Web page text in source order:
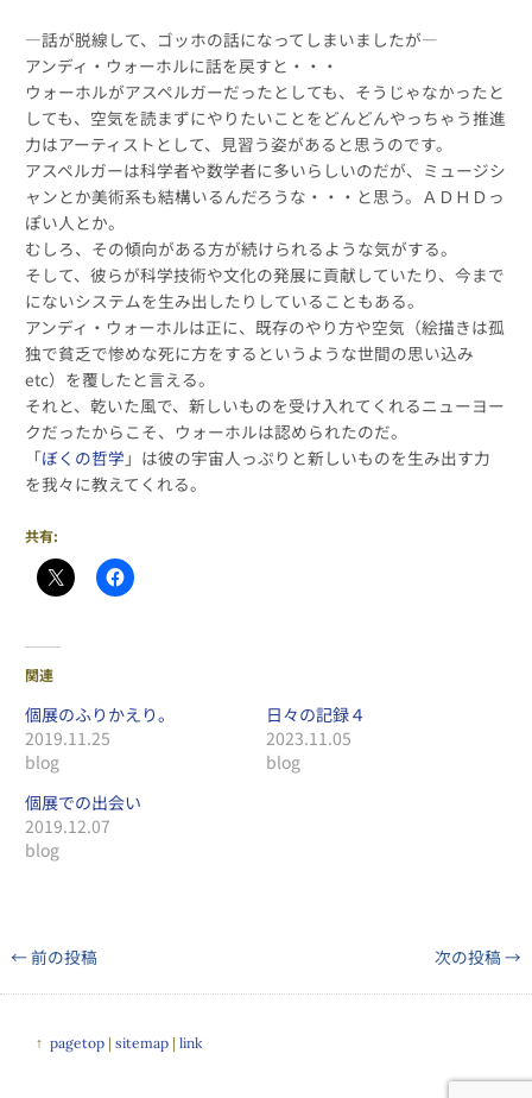
―話が脱線して、ゴッホの話になってしまいましたが―
アンディ・ウォーホルに話を戻すと・・・
ウォーホルがアスペルガーだったとしても、そうじゃなかったと
しても、空気を読まずにやりたいことをどんどんやっちゃう推進
力はアーティストとして、見習う姿があると思うのです。
アスペルガーは科学者や数学者に多いらしいのだが、ミュージシ
ャンとか美術系も結構いるんだろうな・・・と思う。ＡＤＨＤっ
ぽい人とか。
むしろ、その傾向がある方が続けられるような気がする。
そして、彼らが科学技術や文化の発展に貢献していたり、今まで
にないシステムを生み出したりしていることもある。
アンディ・ウォーホルは正に、既存のやり方や空気（絵描きは孤
独で貧乏で惨めな死に方をするというような世間の思い込み
etc）を覆したと言える。
それと、乾いた風で、新しいものを受け入れてくれるニューヨー
クだったからこそ、ウォーホルは認められたのだ。
「ぼくの哲学 」は彼の宇宙人っぷりと新しいものを生み出す力
を我々に教えてくれる。
共有:
関連
個展のふりかえり。
2019.11.25
blog
日々の記録４
2023.11.05
blog
個展での出会い
2019.12.07
blog
← 前の投稿 次の投稿 →
↑ pagetop | sitemap | link